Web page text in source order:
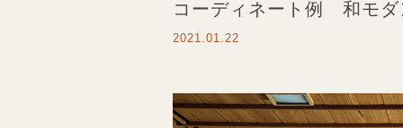
コーディネート例 和モダ
2021.01.22